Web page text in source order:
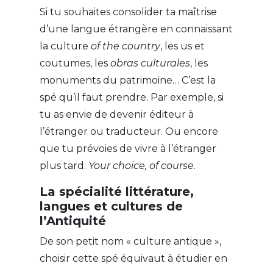
Si tu souhaites consolider ta maîtrise
d’une langue étrangère en connaissant
la culture of the country, les us et
coutumes, les obras culturales, les
monuments du patrimoine… C’est la
spé qu’il faut prendre. Par exemple, si
tu as envie de devenir éditeur à
l’étranger ou traducteur. Ou encore
que tu prévoies de vivre à l’étranger
plus tard. Your choice, of course.
La spécialité littérature,
langues et cultures de
l’Antiquité
De son petit nom « culture antique »,
choisir cette spé équivaut à étudier en